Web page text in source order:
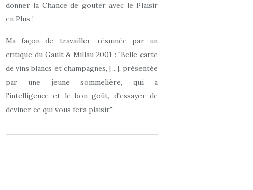
donner la Chance de gouter avec le Plaisir
en Plus !
Ma façon de travailler, résumée par un
critique du Gault & Millau 2001 : "Belle carte
de vins blancs et champagnes, [...], présentée
par une jeune sommelière, qui a
l'intelligence et le bon goût, d'essayer de
deviner ce qui vous fera plaisir."